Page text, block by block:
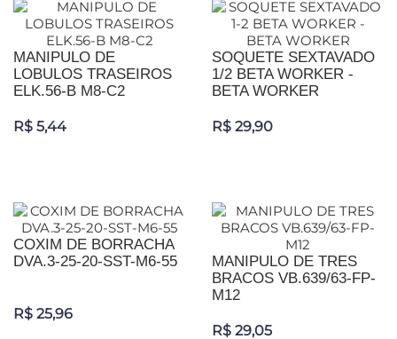
MANIPULO DE
LOBULOS TRASEIROS
ELK.56-B M8-C2
R$ 5,44
SOQUETE SEXTAVADO
1/2 BETA WORKER -
BETA WORKER
R$ 29,90
COXIM DE BORRACHA
DVA.3-25-20-SST-M6-55
R$ 25,96
MANIPULO DE TRES
BRACOS VB.639/63-FP-
M12
R$ 29,05